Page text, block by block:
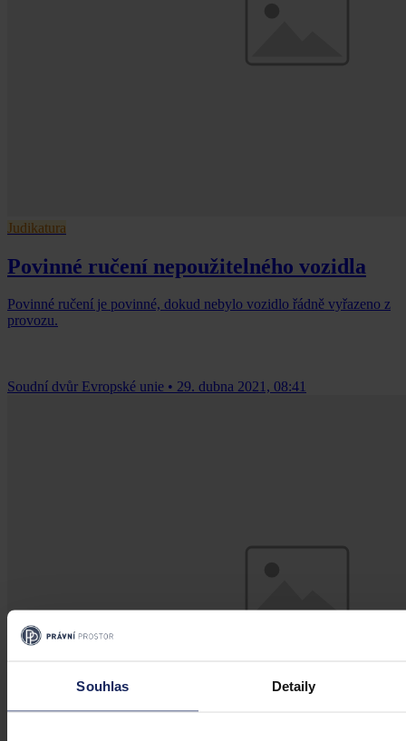
Souhlas Detaily
Judikatura
Povinné ručení nepoužitelného vozidla
Povinné ručení je povinné, dokud nebylo vozidlo řádně vyřazeno z
provozu.
Soudní dvůr Evropské unie • 29. dubna 2021, 08:41